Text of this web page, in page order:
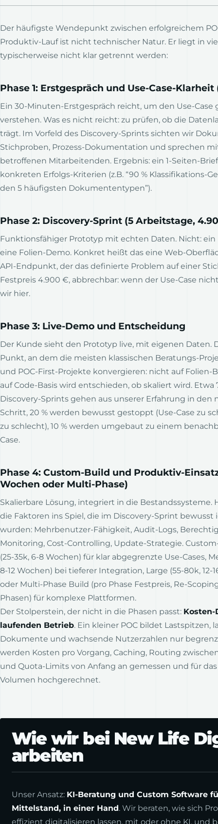
Der häufigste Wendepunkt zwischen erfolgreichem
Produktiv-Lauf ist nicht technischer Natur. Er liegt in
typischerweise nicht klar getrennt werden:
Phase 1: Erstgespräch und Use-Case-
Ein 30-Minuten-Erstgespräch reicht, um den Use-Case
verstehen. Was es nicht reicht: zu prüfen, ob die
trägt. Im Vorfeld des Discovery-Sprints sichten wir
Stichproben, Prozess-Dokumentation und sprechen
betroffenen Mitarbeitenden. Ergebnis: ein 1-Seiten-
konkreten Erfolgs-Kriterien (z.B. “90 % Klassifikations-
den 5 häufigsten Dokumententypen”).
Phase 2: Discovery-Sprint (5 Arbeitstage,
Funktionsfähiger Prototyp mit echten Daten. Nicht: ein
eine Folien-Demo. Konkret heißt das eine Web-
API-Endpunkt, der das definierte Problem auf einer
Festpreis 4.900 €, abbrechbar: wenn der Use-Case
wir hier.
Phase 3: Live-Demo und Entscheidung
Der Kunde sieht den Prototyp live, mit eigenen Daten.
Punkt, an dem die meisten klassischen Beratungs-
und POC-First-Projekte konvergieren: nicht auf Folien-
auf Code-Basis wird entschieden, ob skaliert wird. Etwa
Discovery-Sprints gehen aus unserer Erfahrung in den
Schritt, 20 % werden bewusst gestoppt (Use-Case zu
zu schlecht), 10 % werden umgebaut zu einem
Case.
Phase 4: Custom-Build und Produktiv-Einsatz
Wochen oder Multi-Phase)
Skalierbare Lösung, integriert in die Bestandssysteme.
die Faktoren ins Spiel, die im Discovery-Sprint bewusst
wurden: Mehrbenutzer-Fähigkeit, Audit-Logs,
Monitoring, Cost-Controlling, Update-Strategie.
(25-35k, 6-8 Wochen) für klar abgegrenzte Use-Cases,
8-12 Wochen) bei tieferer Integration, Large (55-80k, 12-
oder Multi-Phase Build (pro Phase Festpreis, Re-
Phasen) für komplexe Plattformen.
Der Stolperstein, der nicht in die Phasen passt:
laufenden Betrieb. Ein kleiner POC bildet Lastspitzen,
Dokumente und wachsende Nutzerzahlen nur
werden Kosten pro Vorgang, Caching, Routing
und Quota-Limits von Anfang an gemessen und für
Volumen hochgerechnet.
Wie wir bei New Life
arbeiten
Unser Ansatz: KI-Beratung und Custom Software
Mittelstand, in einer Hand. Wir beraten, wie sich
effizient digitalisieren lassen, mit oder ohne KI, und